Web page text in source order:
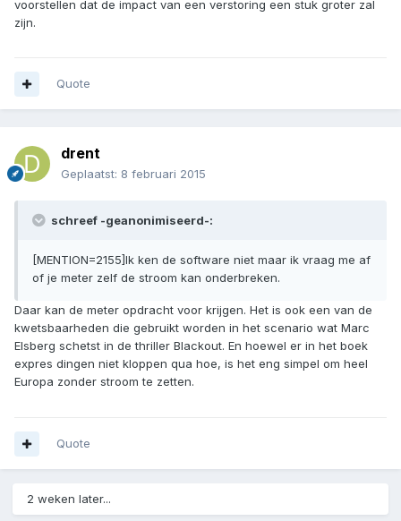
voorstellen dat de impact van een verstoring een stuk groter zal
zijn.
Quote
drent
Geplaatst: 8 februari 2015
schreef -geanonimiseerd-:
[MENTION=2155]Ik ken de software niet maar ik vraag me af
of je meter zelf de stroom kan onderbreken.
Daar kan de meter opdracht voor krijgen. Het is ook een van de
kwetsbaarheden die gebruikt worden in het scenario wat Marc
Elsberg schetst in de thriller Blackout. En hoewel er in het boek
expres dingen niet kloppen qua hoe, is het eng simpel om heel
Europa zonder stroom te zetten.
Quote
2 weken later...